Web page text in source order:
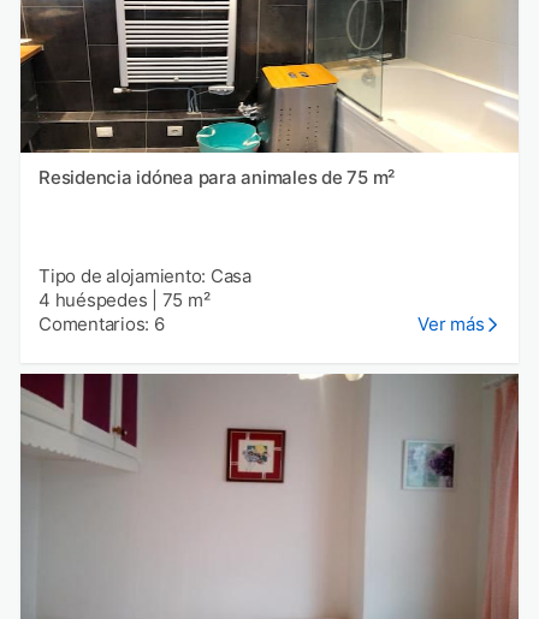
Residencia idónea para animales de 75 m²
Tipo de alojamiento: Casa
4 huéspedes
75 m²
Comentarios: 6
Ver más